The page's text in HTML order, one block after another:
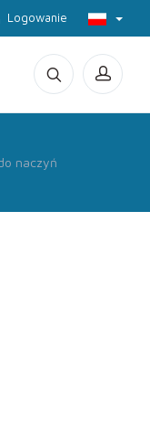
Logowanie
naczyń